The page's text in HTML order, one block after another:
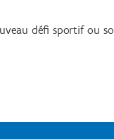
défi sportif ou